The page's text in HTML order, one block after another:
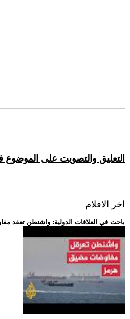
التعليق والتصويت على الموضوع
اخر الافلام
.. باحث في العلاقات الدولية: واشنطن تعقد